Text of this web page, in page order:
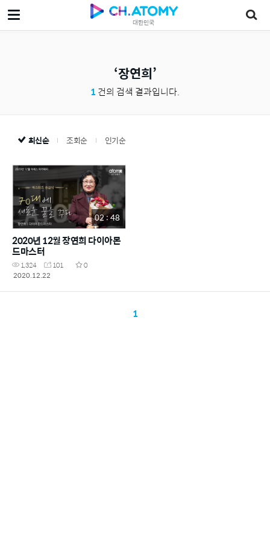
대한민국
장연희
1 건의 검색 결과입니다.
최신순 조회순 인기순
02 : 48
2020년 12월 장연희 다이아몬
드마스터
1,324 101
0
2020.12.22
1